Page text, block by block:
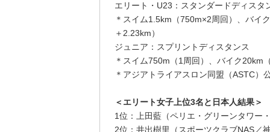
エリート・U23：スタンダードディスタ
＊スイム1.5km（750m×2周回）、バイ
＋2.23km）
ジュニア：スプリントディスタンス
＊スイム750m（1周回）、バイク
＊アジアトライアスロン同盟（ASTC）
＜エリート女子上位3名と日本人結果＞
1位：上田藍（ペリエ・グリーンタワー
2位：井出樹里（スポーツクラブNAS／